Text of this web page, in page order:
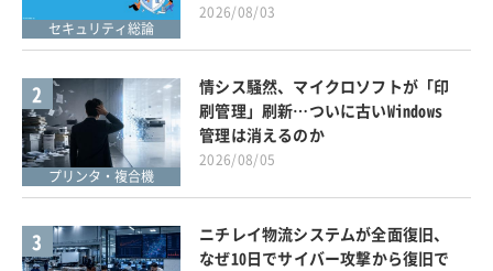
セキュリティ総論
2026/08/03
2
プリンタ・複合機
情シス騒然、マイクロソフトが「印
刷管理」刷新…ついに古いWindows
管理は消えるのか
2026/08/05
3
ニチレイ物流システムが全面復旧、
なぜ10日でサイバー攻撃から復旧で